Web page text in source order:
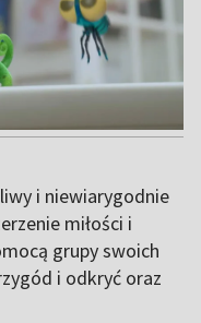
i niewiarygodnie
miłości i
grupy swoich
i odkryć oraz